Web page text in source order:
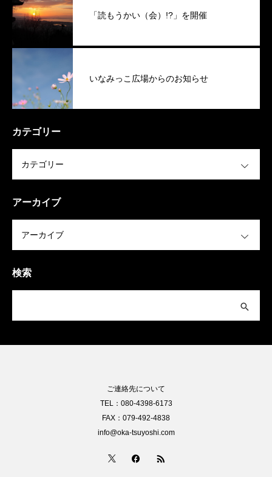
「読もうかい（会）!?」を開催
いなみっこ広場からのお知らせ
カテゴリー
アーカイブ
検索
ご連絡先について
TEL：080-4398-6173
FAX：079-492-4838
info@oka-tsuyoshi.com